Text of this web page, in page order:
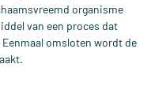
organisme
van een proces dat
omsloten wordt de